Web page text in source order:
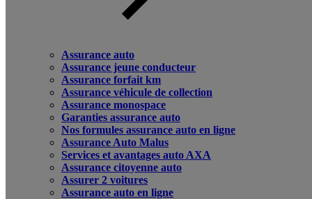
Assurance auto
Assurance jeune conducteur
Assurance forfait km
Assurance véhicule de collection
Assurance monospace
Garanties assurance auto
Nos formules assurance auto en ligne
Assurance Auto Malus
Services et avantages auto AXA
Assurance citoyenne auto
Assurer 2 voitures
Assurance auto en ligne